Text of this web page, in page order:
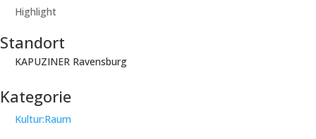
Highlight
Standort
KAPUZINER Ravensburg
Kategorie
Kultur:Raum